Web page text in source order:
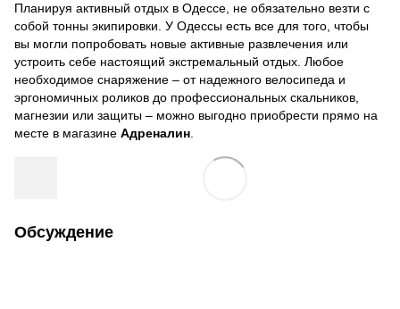
Планируя активный отдых в Одессе, не обязательно везти с
собой тонны экипировки. У Одессы есть все для того, чтобы
вы могли попробовать новые активные развлечения или
устроить себе настоящий экстремальный отдых. Любое
необходимое снаряжение – от надежного велосипеда и
эргономичных роликов до профессиональных скальников,
магнезии или защиты – можно выгодно приобрести прямо на
месте в магазине Адреналин.
Обсуждение